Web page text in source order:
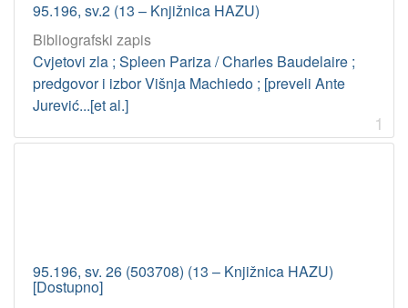
95.196, sv.2 (13 – Knjižnica HAZU)
Bibliografski zapis
Cvjetovi zla ; Spleen Pariza / Charles Baudelaire ;
predgovor i izbor Višnja Machiedo ; [preveli Ante
Jurević...[et al.]
1
95.196, sv. 26 (503708) (13 – Knjižnica HAZU)
[Dostupno]